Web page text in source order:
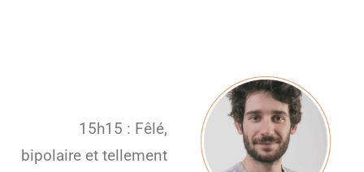
15h15 : Fêlé,
bipolaire et tellement